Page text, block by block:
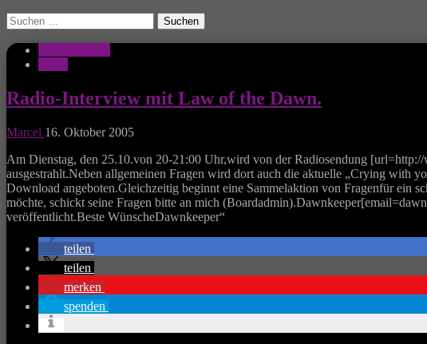
Suchen
nach:
Radio-Interview mit Law of the Dawn.
Marcel 16. Oktober 2005
Am Dienstag, den 25.10.von 20-21:00 Uhr,wird von der Radiosendung
ausgestrahlt.Neben allgemeinen Fragen wird dort auch die aktuelle „Crying with
Download angeboten.Gleichzeitig beginnt eine Sammelaktion von Fragenfür ein
möchte, schickt seine Fragen bitte an mich
veröffentlicht.Beste WünscheDawnkeeper“
teilen
teilen
merken
spenden